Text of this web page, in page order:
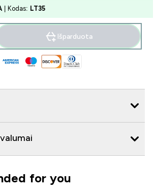
| Kodas: LT35
price
Išparduota
for you